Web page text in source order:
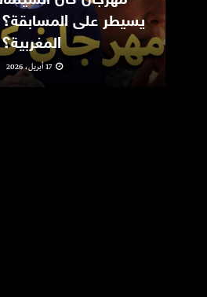
يسيطر على المسابقة؟
المغربية؟
17 أبريل، 2026